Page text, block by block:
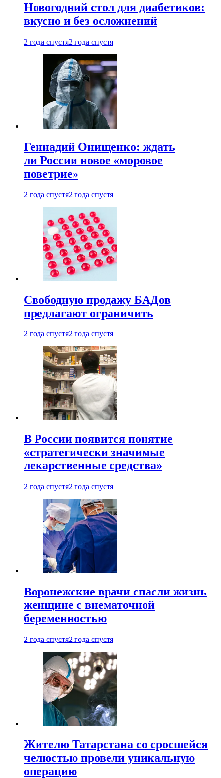
Новогодний стол для диабетиков:
вкусно и без осложнений
2 года спустя2 года спустя
Геннадий Онищенко: ждать
ли России новое «моровое
поветрие»
2 года спустя2 года спустя
Свободную продажу БАДов
предлагают ограничить
2 года спустя2 года спустя
В России появится понятие
«стратегически значимые
лекарственные средства»
2 года спустя2 года спустя
Воронежские врачи спасли жизнь
женщине с внематочной
беременностью
2 года спустя2 года спустя
Жителю Татарстана со сросшейся
челюстью провели уникальную
операцию